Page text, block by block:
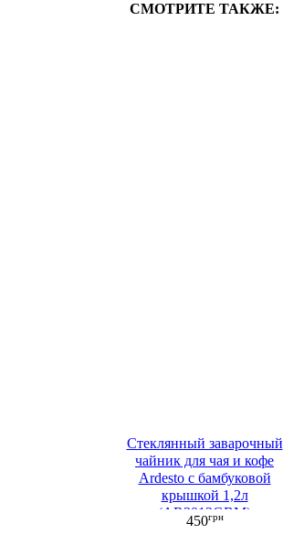
СМОТРИТЕ ТАКЖЕ:
Стеклянный заварочный
чайник для чая и кофе
Ardesto с бамбуковой
крышкой 1,2л
(AR3012GBM)
450грн